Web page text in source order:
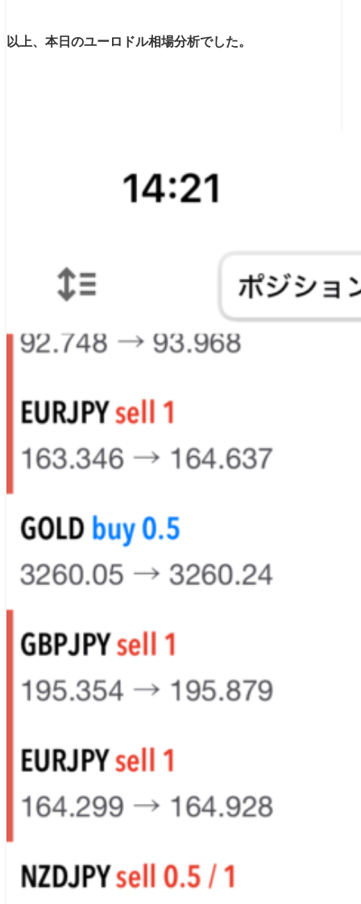
以上、本日のユーロドル相場分析でした。